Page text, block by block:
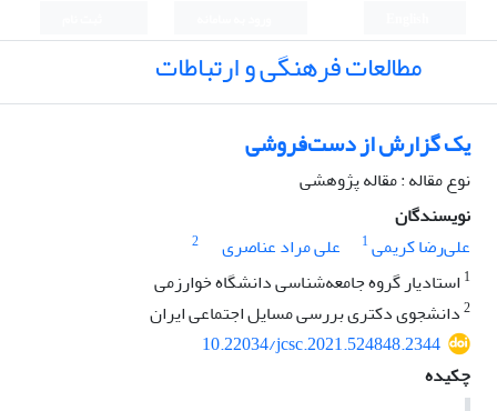
مطالعات فرهنگی و ارتباطات
یک گزارش از دست‌فروشی
نوع مقاله : مقاله پژوهشی
نویسندگان
علی‌رضا کریمی1 علی مراد عناصری
2
1 استادیار گروه جامعه‌شناسی دانشگاه خوارزمی
2دانشجوی دکتری بررسی مسایل اجتماعی ایران
10.22034/jcsc.2021.524848.2344
چکیده